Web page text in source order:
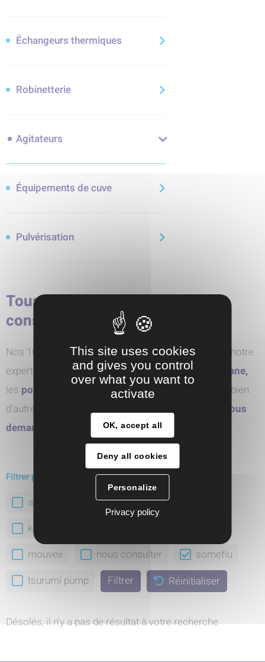
Échangeurs thermiques
Robinetterie
Agitateurs
Équipements de cuve
Pulvérisation
Tous nos produits par marque
constructeur
Nos 10 partenaires pour des solutions sur-mesure, notre
expertise sur lespompes pneumatiques à membrane,
les pompes centrifuges,lespompes doseuses
et bien
d'autres technologies innovantes. N'hésitez pas à
nous
demander conseil
Filtrer par marques
abaque aro feluwa
krautzberger
mouvex
nous consulter
someflu
tsurumi pump
Réinitialiser
Désolés, il n'y a pas de résultat à votre recherche
This site uses cookies
and gives you control
over what you want to
activate
OK, accept all
Deny all cookies
Personalize
Privacy policy